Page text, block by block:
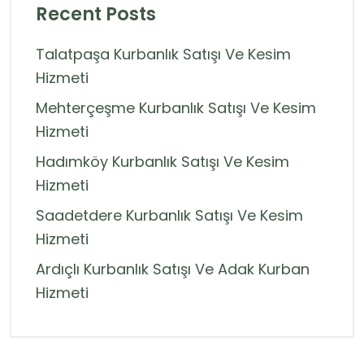
Recent Posts
Talatpaşa Kurbanlık Satışı Ve Kesim
Hizmeti
Mehterçeşme Kurbanlık Satışı Ve Kesim
Hizmeti
Hadımköy Kurbanlık Satışı Ve Kesim
Hizmeti
Saadetdere Kurbanlık Satışı Ve Kesim
Hizmeti
Ardıçlı Kurbanlık Satışı Ve Adak Kurban
Hizmeti